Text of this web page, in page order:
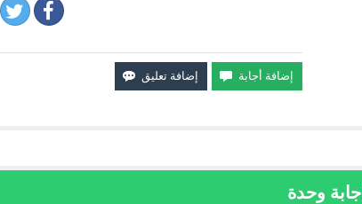
إجابة وحدة